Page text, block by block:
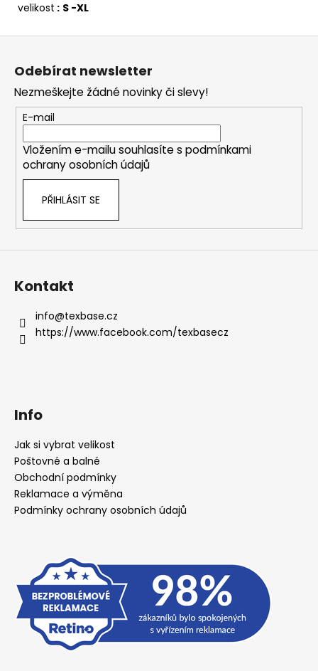
velikost : S -XL
Odebírat newsletter
Nezmeškejte žádné novinky či slevy!
E-mail
Vložením e-mailu souhlasíte s podmínkami
ochrany osobních údajů
PŘIHLÁSIT SE
Kontakt
info@texbase.cz
https://www.facebook.com/texbasecz
Info
Jak si vybrat velikost
Poštovné a balné
Obchodní podmínky
Reklamace a výměna
Podmínky ochrany osobních údajů